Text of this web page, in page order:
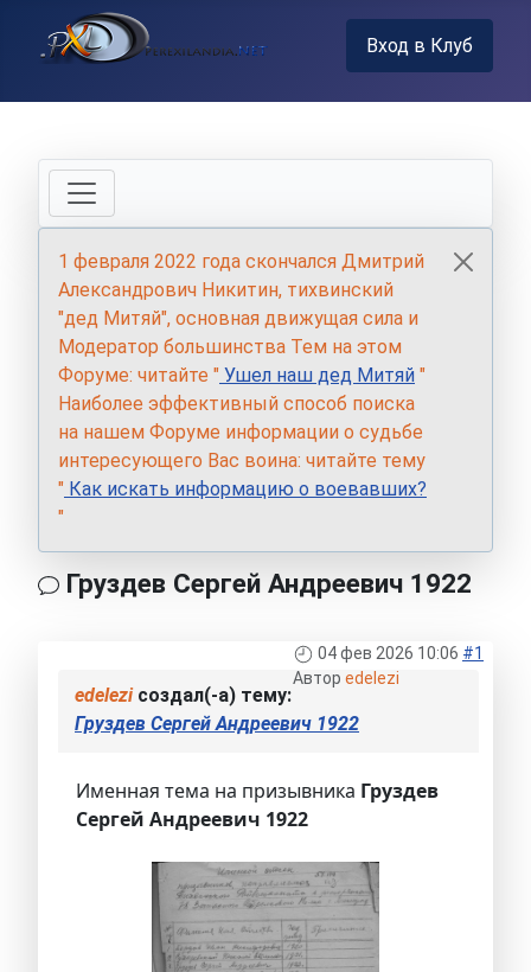
Вход в Клуб
1 февраля 2022 года скончался Дмитрий
Александрович Никитин, тихвинский
"дед Митяй", основная движущая сила и
Модератор большинства Тем на этом
Форуме: читайте " Ушел наш дед Митяй "
Наиболее эффективный способ поиска
на нашем Форуме информации о судьбе
интересующего Вас воина: читайте тему
" Как искать информацию о воевавших?
"
Груздев Сергей Андреевич 1922
04 фев 2026 10:06 #1
Автор edelezi
edeleziсоздал(-а) тему:
Груздев Сергей Андреевич 1922
Именная тема на призывника Груздев
Сергей Андреевич 1922